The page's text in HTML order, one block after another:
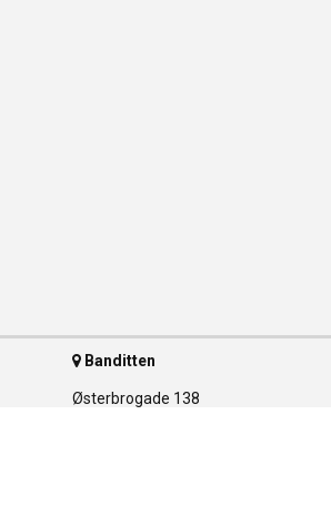
Banditten
Østerbrogade 138